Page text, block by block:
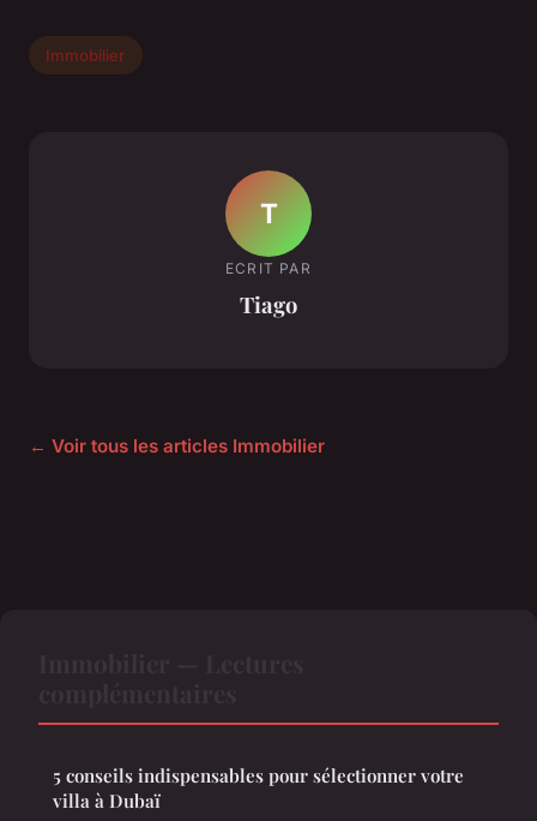
Immobilier
T
ECRIT PAR
Tiago
← Voir tous les articles Immobilier
5 conseils indispensables pour sélectionner votre
villa à Dubaï